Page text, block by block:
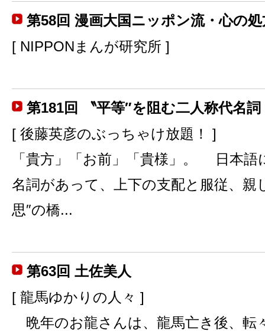
第58回 漫画大国ニッポン流・心の
[ NIPPONまんが研究所 ]
第181回 〝平等″を阻む二人称代名詞
[ 後藤英彦のぶっちゃけ放題！ ]
「貴方」「お前」「貴様」。 日本語
名詞があって、上下の支配と服従、親
思″の橋...
第63回 土佐美人
[ 龍馬ゆかりの人々 ]
晩年のお龍さんは、龍馬亡き後、転